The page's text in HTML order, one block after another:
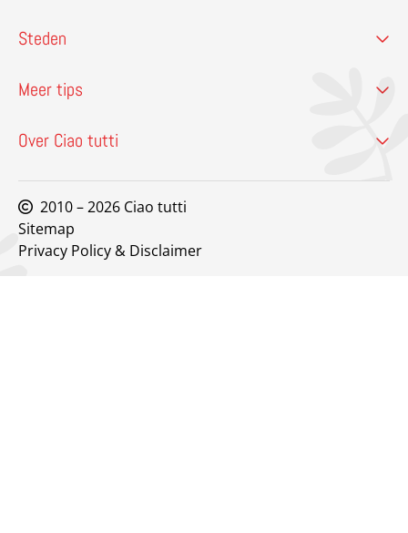
Steden
Meer tips
Over Ciao tutti
2010 – 2026 Ciao tutti
Sitemap
Privacy Policy & Disclaimer